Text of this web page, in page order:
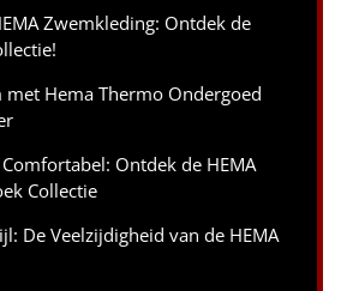
Zwemkleding: Ontdek de
met Hema Thermo Ondergoed
Ontdek de HEMA
Collectie
De Veelzijdigheid van de HEMA